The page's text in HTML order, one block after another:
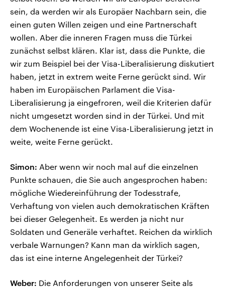
sein, da werden wir als Europäer Nachbarn sein, die
einen guten Willen zeigen und eine Partnerschaft
wollen. Aber die inneren Fragen muss die Türkei
zunächst selbst klären. Klar ist, dass die Punkte, die
wir zum Beispiel bei der Visa-Liberalisierung diskutiert
haben, jetzt in extrem weite Ferne gerückt sind. Wir
haben im Europäischen Parlament die Visa-
Liberalisierung ja eingefroren, weil die Kriterien dafür
nicht umgesetzt worden sind in der Türkei. Und mit
dem Wochenende ist eine Visa-Liberalisierung jetzt in
weite, weite Ferne gerückt.
Simon: Aber wenn wir noch mal auf die einzelnen
Punkte schauen, die Sie auch angesprochen haben:
mögliche Wiedereinführung der Todesstrafe,
Verhaftung von vielen auch demokratischen Kräften
bei dieser Gelegenheit. Es werden ja nicht nur
Soldaten und Generäle verhaftet. Reichen da wirklich
verbale Warnungen? Kann man da wirklich sagen,
das ist eine interne Angelegenheit der Türkei?
Weber: Die Anforderungen von unserer Seite als